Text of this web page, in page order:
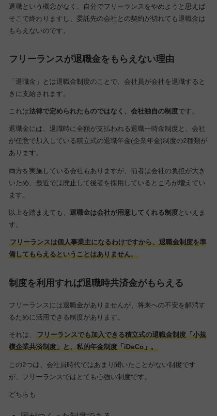
退職という概念がなく、自分でフリーランスをやめようと思えば
そこで終わりますし、委託先の会社との契約が切れても退職金は
もらえないのです。
フリーランスが退職金をもらえない理由
「退職金」とは退職金制度のことで、会社員が会社を退職すると
きに支給されます。
これは法律で定められたものではなく、会社独自の制度です。
退職金には、退職時に全額が支払われる退職一時金制度と、会社
が任意で加入している積立式の退職年金(企業年金)制度の2種類が
あります。
両方を実施している会社もありますが、前者は会社の負担が大き
いため、最近では廃止して後者を採用しているところが増えてい
ます。
以上を踏まえても、 退職金は会社が用意してくれる制度といえま
す。
フリーランスは個人事業主になるわけですから、退職金制度を準
備してもらえるということはありません。
制度を利用すれば退職時共済金がもらえる
フリーランスには退職金がありませんが、将来への不安を解消す
るために活用できる制度があります。
それは、
フリーランスでも加入できる積立式の退職金制度「小規
模企業共済制度」と、私的年金制度「iDeCo」。
この2つは、会社員時代ではあまり聞いたことがない制度です
が、フリーランスではとても心強い制度です。
どちらも